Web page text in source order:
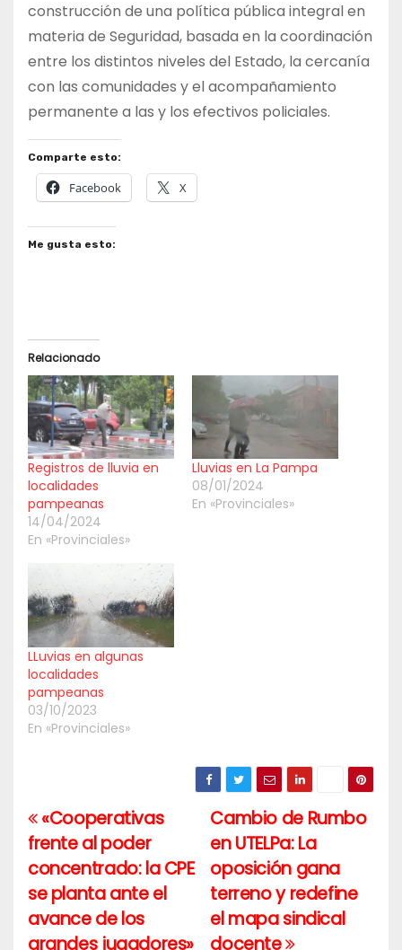
construcción de una política pública integral en
materia de Seguridad, basada en la coordinación
entre los distintos niveles del Estado, la cercanía
con las comunidades y el acompañamiento
permanente a las y los efectivos policiales.
Comparte esto:
Facebook X
Me gusta esto:
Relacionado
Registros de lluvia en
localidades
pampeanas
14/04/2024
En «Provinciales»
Lluvias en La Pampa
08/01/2024
En «Provinciales»
LLuvias en algunas
localidades
pampeanas
03/10/2023
En «Provinciales»
Navegación
de
entradas
Cambio de Rumbo
en UTELPa: La
oposición gana
terreno y redefine
el mapa sindical
docente
«Cooperativas
frente al poder
concentrado: la CPE
se planta ante el
avance de los
grandes jugadores»